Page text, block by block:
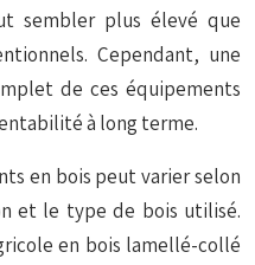
sembler plus élevé que
Cependant, une
de ces équipements
à long terme.
en bois peut varier selon
et le type de bois utilisé.
en bois lamellé-collé